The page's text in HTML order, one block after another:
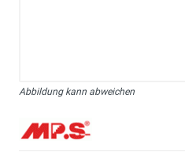
Abbildung kann abweichen